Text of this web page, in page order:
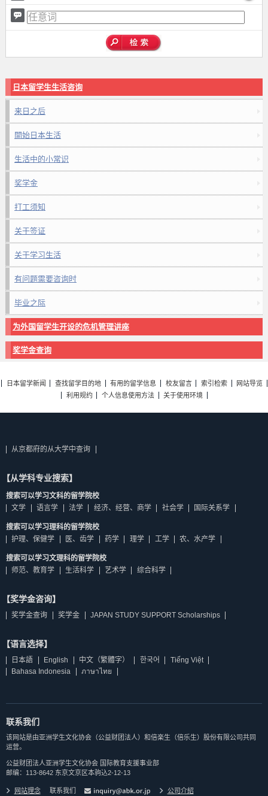
日本留学生生活咨询
来日之后
開始日本生活
生活中的小常识
奖学金
打工须知
关于签证
关于学习生活
有问题需要咨询时
毕业之际
为外国留学生开设的危机管理讲座
奖学金查询
日本留学新闻 查找留学目的地 有用的留学信息 校友留言 索引检索
网站导览
利用规约
个人信息使用方法 关于使用环境
从京都府的从大学中查询
【从学科专业搜索】
搜索可以学习文科的留学院校
文学
语言学 法学 经济、经营、商学 社会学 国际关系学
搜索可以学习理科的留学院校
护理、保健学
医、齿学 药学 理学 工学 农、水产学
搜索可以学习文理科的留学院校
师范、教育学
生活科学 艺术学 综合科学
【奖学金咨询】
奖学金查询 奖学金 JAPAN STUDY SUPPORT Scholarships
【语言选择】
日本語 English 中文（繁體字） 한국어
Tiếng Việt
Bahasa Indonesia
ภาษาไทย
联系我们
该网站是由亚洲学生文化协会（公益财团法人）和倍楽生（倍乐生）股份有限公司共同
运营。
公益财团法人亚洲学生文化协会 国际教育支援事业部
邮编：113-8642 东京文京区本驹込2-12-13
网站理念 联系我们 公司介紹